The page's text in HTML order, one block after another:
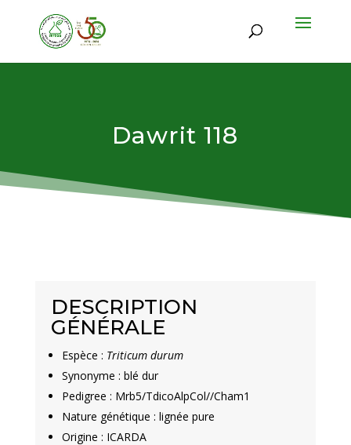
Dawrit 118
DESCRIPTION
GÉNÉRALE
Espèce : Triticum durum
Synonyme : blé dur
Pedigree : Mrb5/TdicoAlpCol//Cham1
Nature génétique : lignée pure
Origine : ICARDA